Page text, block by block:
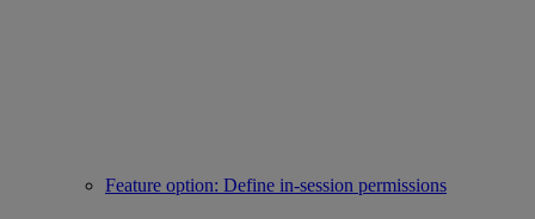
Feature option: Define in-session permissions